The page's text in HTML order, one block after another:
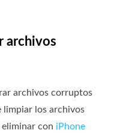
archivos
archivos corruptos
limpiar los archivos
eliminar con iPhone